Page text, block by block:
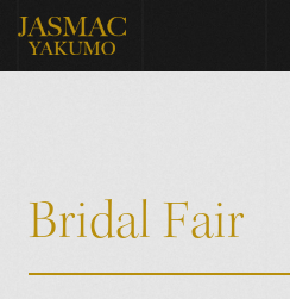
Ceremony
挙式スタイル
Party Style
Bridal Fair